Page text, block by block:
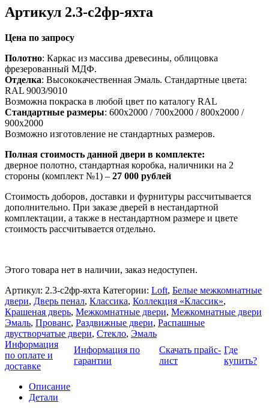
Артикул 2.3-с2фр-яхта
Цена по запросу
Полотно: Каркас из массива древесины, облицовка
фрезерованный МДФ.
Отделка: Высококачественная Эмаль. Стандартные цвета:
RAL 9003/9010
Возможна покраска в любой цвет по каталогу RAL
Стандартные размеры: 600х2000 / 700х2000 / 800х2000 /
900х2000
Возможно изготовление не стандартных размеров.
Полная стоимость данной двери в комплекте:
дверное полотно, стандартная коробка, наличники на 2
стороны (комплект №1) – 27 000 рублей
Стоимость доборов, доставки и фурнитуры рассчитывается
дополнительно. При заказе дверей в нестандартной
комплектации, а также в нестандартном размере и цвете
стоимость рассчитывается отдельно.
Этого товара нет в наличии, заказ недоступен.
Артикул: 2.3-с2фр-яхта Категории: Loft, Белые межкомнатные
двери, Дверь пенал, Классика, Коллекция «Классик»,
Крашеная дверь, Межкомнатные двери, Межкомнатные двери
Эмаль, Прованс, Раздвижные двери, Распашные
двустворчатые двери, Стекло, Эмаль
Информация
по оплате и
доставке
Информация по
гарантии
Скачать прайс-
лист
Где
купить?
Описание
Детали